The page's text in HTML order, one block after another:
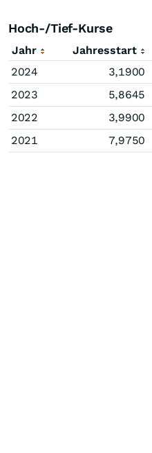
Hoch-/Tief-Kurse
Jahr Jahresstart
2024
3,1900
2023
5,8645
2022
3,9900
2021
7,9750